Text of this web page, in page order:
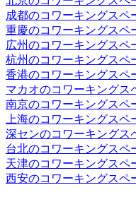
成都のコワーキングスペ
重慶のコワーキングスペ
広州のコワーキングスペ
杭州のコワーキングスペ
香港のコワーキングスペ
マカオのコワーキングス
南京のコワーキングスペ
上海のコワーキングスペ
深センのコワーキングス
台北のコワーキングスペ
天津のコワーキングスペ
西安のコワーキングスペ